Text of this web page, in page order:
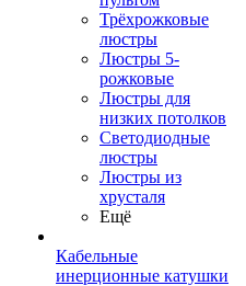
Трёхрожковые
люстры
Люстры 5-
рожковые
Люстры для
низких потолков
Cветодиодные
люстры
Люстры из
хрусталя
Ещё
Кабельные
инерционные катушки